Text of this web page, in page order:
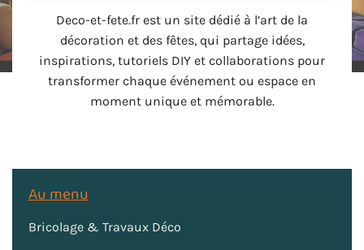
Deco-et-fete.fr est un site dédié à l’art de la
décoration et des fêtes, qui partage idées,
inspirations, tutoriels DIY et collaborations pour
transformer chaque événement ou espace en
moment unique et mémorable.
Au menu
Bricolage & Travaux Déco